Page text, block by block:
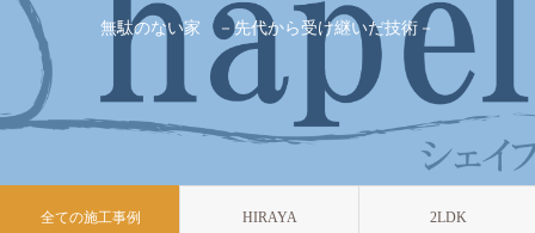
無駄のない家 －先代から受け継いだ技術－
全ての施工事例 HIRAYA 2LDK